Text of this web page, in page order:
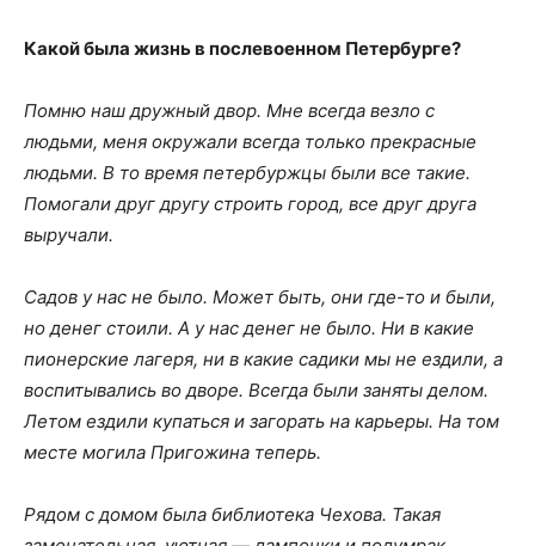
Какой была жизнь в послевоенном Петербурге?
Помню наш дружный двор. Мне всегда везло с
людьми, меня окружали всегда только прекрасные
людьми. В то время петербуржцы были все такие.
Помогали друг другу строить город, все друг друга
выручали.
Садов у нас не было. Может быть, они где-то и были,
но денег стоили. А у нас денег не было. Ни в какие
пионерские лагеря, ни в какие садики мы не ездили, а
воспитывались во дворе. Всегда были заняты делом.
Летом ездили купаться и загорать на карьеры. На том
месте могила Пригожина теперь.
Рядом с домом была библиотека Чехова. Такая